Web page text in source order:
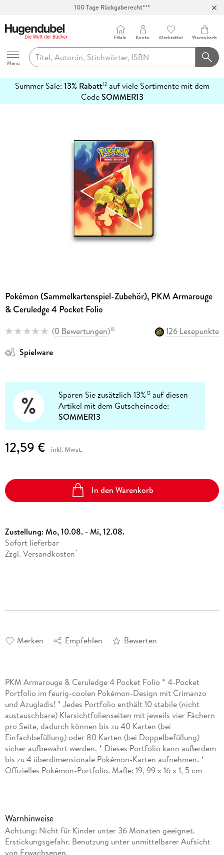
Abholung in über 100 Filialen
Hugendubel
Menu
Filiale Konto Merkzettel Warenkorb
Summer Sale: 13% Rabatt12auf viele Sortimente mit dem
CodeSOMMER13
erfahren
Pokémon (Sammelkartenspiel-Zubehör), PKM Armarouge
& Ceruledge 4 Pocket Folio
(0 Bewertungen)15
126 Lesepunkte
Spielware
Sparen Sie zusätzlich 13%12 auf diesen
Artikel mit dem Gutscheincode:
SOMMER13
12,59 € inkl. Mwst.
In den Warenkorb
Zustellung:Mo, 10.08. - Mi, 12.08.
Sofort lieferbar
Zzgl. Versandkosten *
Merken Empfehlen Bewerten
PKM Armarouge & Ceruledge 4 Pocket Folio * 4-Pocket
Portfolio im feurig-coolen Pokémon-Design mit Crimanzo
und Azugladis! * Jedes Portfolio enthält 10 stabile (nicht
austauschbare) Klarsichtfolienseiten mit jeweils vier Fächern
pro Seite, dadurch können bis zu 40 Karten (bei
Einfachbefüllung) oder 80 Karten (bei Doppelbefüllung)
sicher aufbewahrt werden. * Dieses Portfolio kann außerdem
bis zu 4 überdimensionale Pokémon-Karten aufnehmen. *
Offizielles Pokémon-Portfolio. Maße: 19, 99 x 16 x 1, 5 cm
Warnhinweise
Achtung: Nicht für Kinder unter 36 Monaten geeignet.
Erstickungsgefahr. Benutzung unter unmittelbarer Aufsicht
von Erwachsenen.